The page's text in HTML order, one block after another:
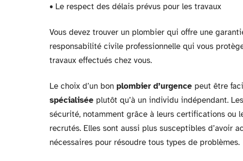
• Le respect des délais prévus pour les travaux
Vous devez trouver un plombier qui offre une
responsabilité civile professionnelle qui vous
travaux effectués chez vous.
Le choix d’un bon plombier d’urgence peut être
spécialisée plutôt qu’à un individu indépendant.
sécurité, notamment grâce à leurs certifications ou
recrutés. Elles sont aussi plus susceptibles d’avoir
nécessaires pour résoudre tous types de problèmes.